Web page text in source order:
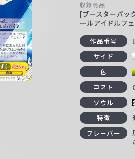
収録商品
[ブースターパッ
ールアイドルフ
作品番号
サイド
色
コスト
ソウル
特徴
フレーバー